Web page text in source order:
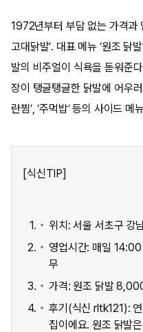
1972년부터 부담 없는 가격과
고대닭발’. 대표 메뉴 ‘원조 닭
발의 비주얼이 식욕을 돋워준
장이 탱글탱글한 닭발에 어우
란찜’, ‘주먹밥’ 등의 사이드
[식신TIP]
위치: 서울 서초구 강
영업시간: 매일
무
가격: 원조 닭발
후기(식신 rltk121):
집이에요. 원조 닭발